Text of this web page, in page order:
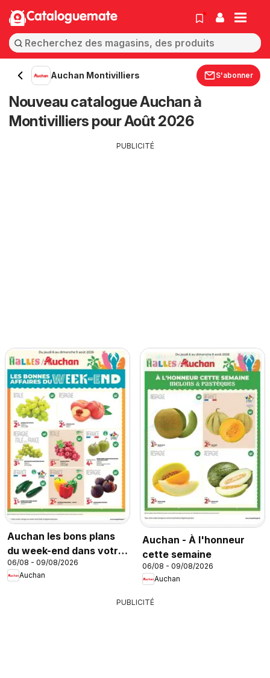
Cataloguemate
Auchan Montivilliers S'abonner
Nouveau catalogue Auchan à
Montivilliers pour Août 2026
PUBLICITÉ
Auchan les bons plans
du week-end dans votre
hyper
06/08 - 09/08/2026
Auchan
Auchan - À l'honneur
cette semaine
06/08 - 09/08/2026
Auchan
PUBLICITÉ